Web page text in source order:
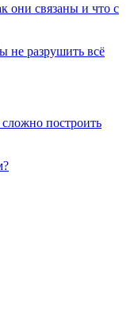
они связаны и что с
не разрушить всё
построить